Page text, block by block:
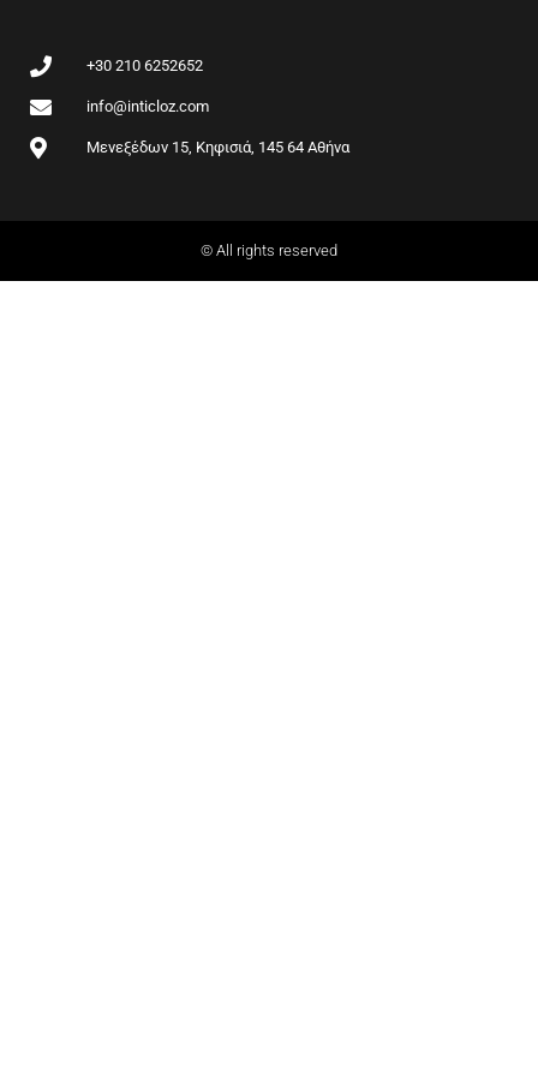
+30 210 6252652
info@inticloz.com
Μενεξέδων 15, Κηφισιά, 145 64 Αθήνα
© All rights reserved